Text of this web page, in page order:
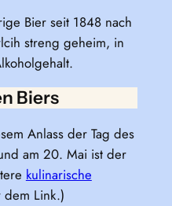
Bier seit 1848 nach
streng geheim, in
Biers
Anlass der Tag des
am 20. Mai ist der
kulinarische
Link.)